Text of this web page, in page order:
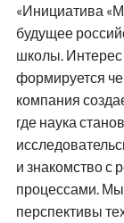
«Инициатива
будущее
школы.
формируется
компания
где наука
и знакомство с
процессами.
перспективы